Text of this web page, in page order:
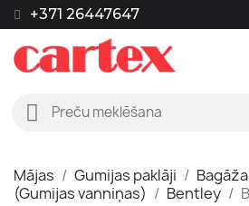
+371 26447647
Mājas Gumijas paklāji
(Gumijas vanniņas)
Bentley